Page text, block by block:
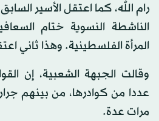
رام الله، كما اعتقل الأسير
الناشطة النسوية ختام
المرأة الفلسطينية. وهذا ثاني اعتقال
وقالت الجبهة الشعبية، إن
عددا من كوادرها، من بينهم
مرات عدة.